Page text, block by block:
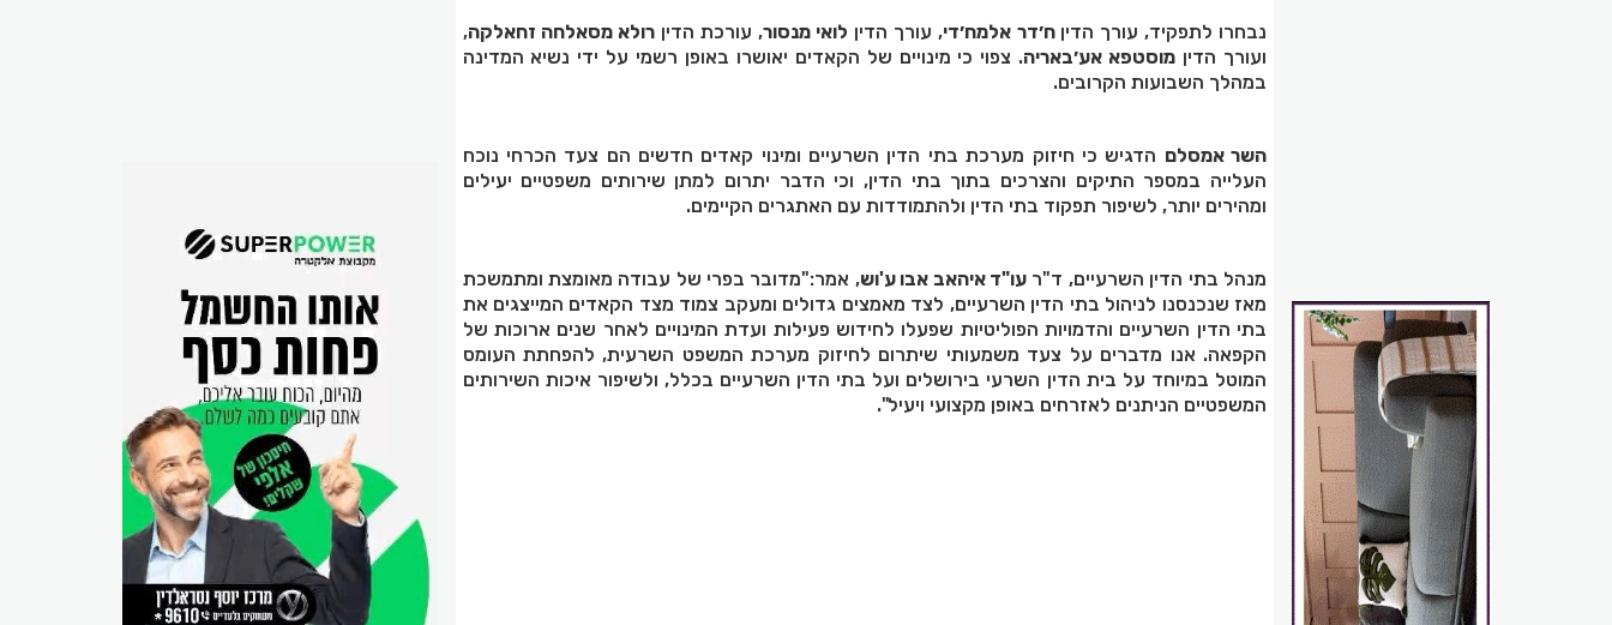
נבחרו לתפקיד, עורך הדין ח׳דר אלמח׳די, עורך הדין לואי מנסור, עורכת הדיןרולא מסאלחה זחאלקה,
ועורך הדין מוסטפא אע׳באריה. צפוי כי מינויים של הקאדים יאושרו באופן רשמי על ידי נשיא המדינה
במהלך השבועות הקרובים.
השר אמסלם הדגיש כי חיזוק מערכת בתי הדין השרעיים ומינוי קאדים חדשים הם צעד הכרחי נוכח
העלייה במספר התיקים והצרכים בתוך בתי הדין, וכי הדבר יתרום למתן שירותים משפטיים יעילים
ומהירים יותר, לשיפור תפקוד בתי הדין ולהתמודדות עם האתגרים הקיימים.
מנהל בתי הדין השרעיים, ד"ר עו"ד איהאב אבו ע'וש, אמר:"מדובר בפרי של עבודה מאומצת ומתמשכת
מאז שנכנסנו לניהול בתי הדין השרעיים, לצד מאמצים גדולים ומעקב צמוד מצד הקאדים המייצגים את
בתי הדין השרעיים והדמויות הפוליטיות שפעלו לחידוש פעילות ועדת המינויים לאחר שנים ארוכות של
הקפאה. אנו מדברים על צעד משמעותי שיתרום לחיזוק מערכת המשפט השרעית, להפחתת העומס
המוטל במיוחד על בית הדין השרעי בירושלים ועל בתי הדין השרעיים בכלל, ולשיפור איכות השירותים
המשפטיים הניתנים לאזרחים באופן מקצועי ויעיל".